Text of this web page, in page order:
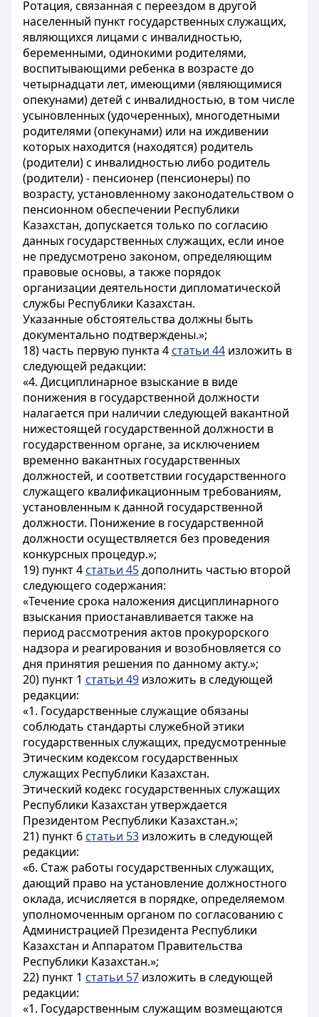
Ротация, связанная с переездом в другой
населенный пункт государственных служащих,
являющихся лицами с инвалидностью,
беременными, одинокими родителями,
воспитывающими ребенка в возрасте до
четырнадцати лет, имеющими (являющимися
опекунами) детей с инвалидностью, в том числе
усыновленных (удочеренных), многодетными
родителями (опекунами) или на иждивении
которых находится (находятся) родитель
(родители) с инвалидностью либо родитель
(родители) - пенсионер (пенсионеры) по
возрасту, установленному законодательством о
пенсионном обеспечении Республики
Казахстан, допускается только по согласию
данных государственных служащих, если иное
не предусмотрено законом, определяющим
правовые основы, а также порядок
организации деятельности дипломатической
службы Республики Казахстан.
Указанные обстоятельства должны быть
документально подтверждены.»;
18) часть первую пункта 4 статьи 44 изложить в
следующей редакции:
«4. Дисциплинарное взыскание в виде
понижения в государственной должности
налагается при наличии следующей вакантной
нижестоящей государственной должности в
государственном органе, за исключением
временно вакантных государственных
должностей, и соответствии государственного
служащего квалификационным требованиям,
установленным к данной государственной
должности. Понижение в государственной
должности осуществляется без проведения
конкурсных процедур.»;
19) пункт 4 статьи 45дополнить частью второй
следующего содержания:
«Течение срока наложения дисциплинарного
взыскания приостанавливается также на
период рассмотрения актов прокурорского
надзора и реагирования и возобновляется со
дня принятия решения по данному акту.»;
20) пункт 1 статьи 49 изложить в следующей
редакции:
«1. Государственные служащие обязаны
соблюдать стандарты служебной этики
государственных служащих, предусмотренные
Этическим кодексом государственных
служащих Республики Казахстан.
Этический кодекс государственных служащих
Республики Казахстан утверждается
Президентом Республики Казахстан.»;
21) пункт 6 статьи 53 изложить в следующей
редакции:
«6. Стаж работы государственных служащих,
дающий право на установление должностного
оклада, исчисляется в порядке, определяемом
уполномоченным органом по согласованию с
Администрацией Президента Республики
Казахстан и Аппаратом Правительства
Республики Казахстан.»;
22) пункт 1 статьи 57 изложить в следующей
редакции:
«1. Государственным служащим возмещаются